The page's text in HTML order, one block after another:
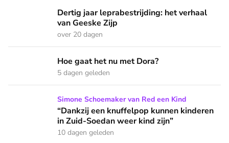
Dertig jaar leprabestrijding: het verhaal van Geeske Zijp
Dertig jaar leprabestrijding: het verhaal
van Geeske Zijp
over 20 dagen
Hoe gaat het nu met Dora?
Hoe gaat het nu met Dora?
5 dagen geleden
“Dankzij een knuffelpop kunnen kinderen in Zuid-Soedan
Simone Schoemaker van Red een Kind
“Dankzij een knuffelpop kunnen kinderen
in Zuid-Soedan weer kind zijn”
10 dagen geleden